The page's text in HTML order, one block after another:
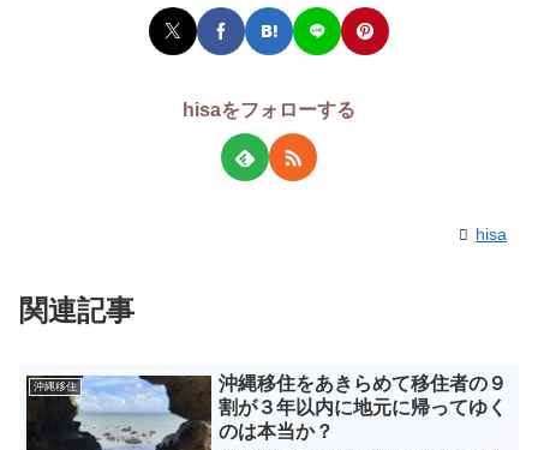
hisaをフォローする
hisa
関連記事
沖縄移住
沖縄移住をあきらめて移住者の９
割が３年以内に地元に帰ってゆく
のは本当か？